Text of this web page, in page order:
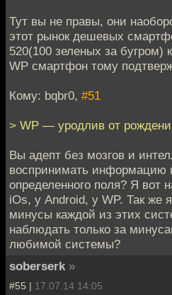
Тут вы не правы, они
этот рынок дешевых
520(100 зеленых за
WP смартфон тому
Кому: bqbr0, #51
> WP — уродлив от
Вы адепт без мозгов и
воспринимать информацию
определенного поля? Я вот
iOs, у Android, у WP. Так же
минусы каждой из этих
наблюдать только за
любимой системы?
soberserk »
#55 | 17.07.14 14:05